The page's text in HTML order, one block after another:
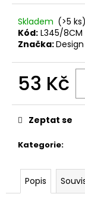
Skladem (>5 ks)
Kód: L345/8CM
Značka:
53 Kč
cena:
Kategorie:
Zeptat se
Popis
p
o
č
e
m
VYKRAJOVÁTKA
MINI
VÁNOČNÍ